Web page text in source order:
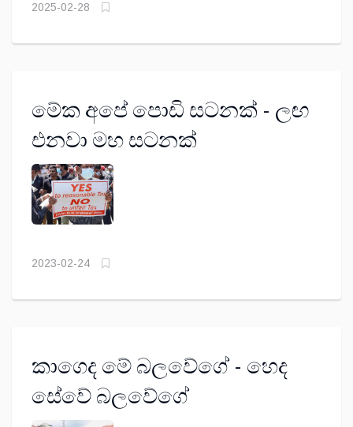
2025-02-28
මේක අපේ පොඩි සටනක් - ලඟ
එනවා මහ සටනක්
2023-02-24
කාගෙද මේ බලවේගේ - හෙද
සේවේ බලවේගේ